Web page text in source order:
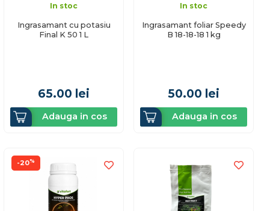
In stoc
Ingrasamant cu potasiu
Final K 50 1 L
65.00 lei
Adauga in cos
In stoc
Ingrasamant foliar Speedy
B 18-18-18 1 kg
50.00 lei
Adauga in cos
-20%